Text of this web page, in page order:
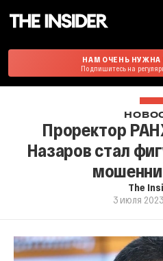
НАМ ОЧЕНЬ
Подпишитесь на
Проректор
Назаров стал
The
3 июля 2023